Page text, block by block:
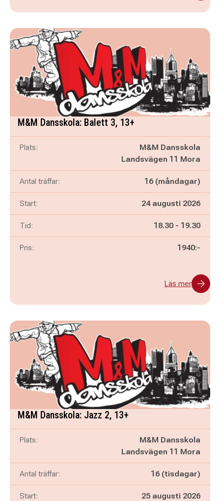
M&M Dansskola: Balett 3, 13+
Plats:
M&M Dansskola
Landsvägen 11 Mora
Antal träffar: 16 (måndagar)
Start: 24 augusti 2026
Tid: Pågår mellan
18.30 - och
19.30
Pris: 1940:-
Läs mer
M&M Dansskola: Jazz 2, 13+
Plats:
M&M Dansskola
Landsvägen 11 Mora
Antal träffar: 16 (tisdagar)
Start: 25 augusti 2026